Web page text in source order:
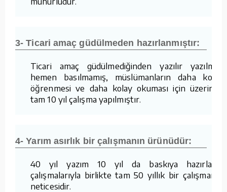
3- Ticari amaç güdülmeden hazırlanmıştır:
Ticari amaç güdülmediğinden yazılır yazılmaz
hemen basılmamış, müslümanların daha kolay
öğrenmesi ve daha kolay okuması için üzerinde
tam 10 yıl çalışma yapılmıştır.
4- Yarım asırlık bir çalışmanın ürünüdür:
40 yıl yazım 10 yıl da baskıya hazırlama
çalışmalarıyla birlikte tam 50 yıllık bir çalışmanın
neticesidir.